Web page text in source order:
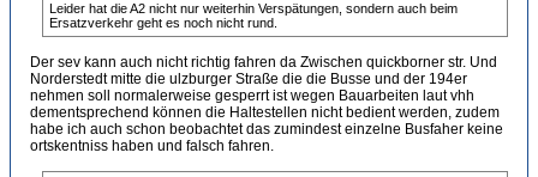
Leider hat die A2 nicht nur weiterhin Verspätungen, sondern auch beim
Ersatzverkehr geht es noch nicht rund.
Der sev kann auch nicht richtig fahren da Zwischen quickborner str. Und
Norderstedt mitte die ulzburger Straße die die Busse und der 194er
nehmen soll normalerweise gesperrt ist wegen Bauarbeiten laut vhh
dementsprechend können die Haltestellen nicht bedient werden, zudem
habe ich auch schon beobachtet das zumindest einzelne Busfaher keine
ortskentniss haben und falsch fahren.